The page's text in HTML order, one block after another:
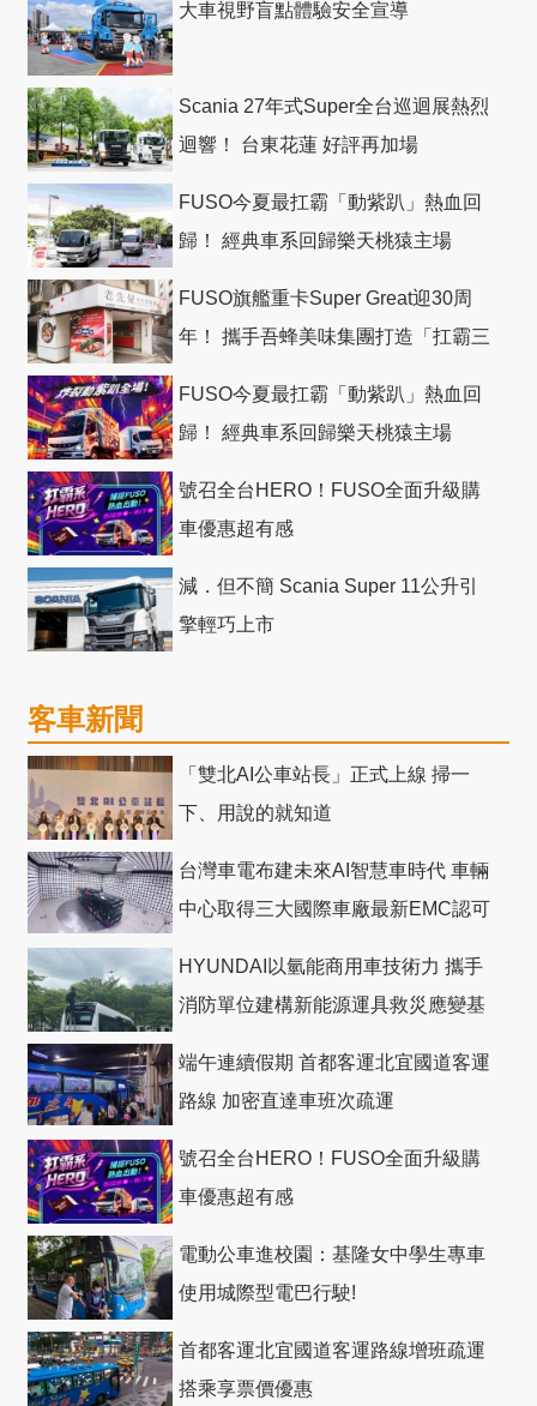
大車視野盲點體驗安全宣導
Scania 27年式Super全台巡迴展熱烈
迴響！ 台東花蓮 好評再加場
FUSO今夏最扛霸「動紫趴」熱血回
歸！ 經典車系回歸樂天桃猿主場
FUSO旗艦重卡Super Great迎30周
年！ 攜手吾蜂美味集團打造「扛霸三
FUSO今夏最扛霸「動紫趴」熱血回
歸！ 經典車系回歸樂天桃猿主場
號召全台HERO！FUSO全面升級購
車優惠超有感
減．但不簡 Scania Super 11公升引
擎輕巧上市
客車新聞
「雙北AI公車站長」正式上線 掃一
下、用說的就知道
台灣車電布建未來AI智慧車時代 車輛
中心取得三大國際車廠最新EMC認可
HYUNDAI以氫能商用車技術力 攜手
消防單位建構新能源運具救災應變基
端午連續假期 首都客運北宜國道客運
路線 加密直達車班次疏運
號召全台HERO！FUSO全面升級購
車優惠超有感
電動公車進校園：基隆女中學生專車
使用城際型電巴行駛!
首都客運北宜國道客運路線增班疏運
搭乘享票價優惠